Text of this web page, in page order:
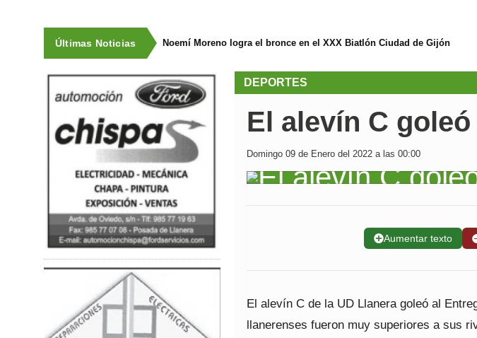
Últimas Noticias Noemí Moreno logra el bronce en el XXX Biatlón Ciudad de Gijón
DEPORTES
El alevín C
Domingo 09 de Enero del 2022 a las 00:00
➕Aumentar texto
El alevín C de la UD Llanera goleó al
llanerenses fueron muy superiores a sus